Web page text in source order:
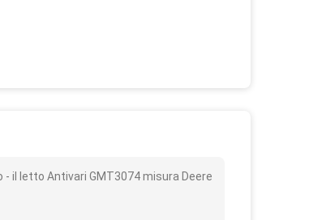
il letto Antivari GMT3074 misura Deere